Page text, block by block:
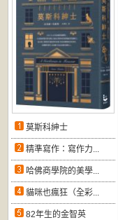
莫斯科紳士
精準寫作：寫作力...
哈佛商學院的美學...
貓咪也瘋狂（全彩...
82年生的金智英